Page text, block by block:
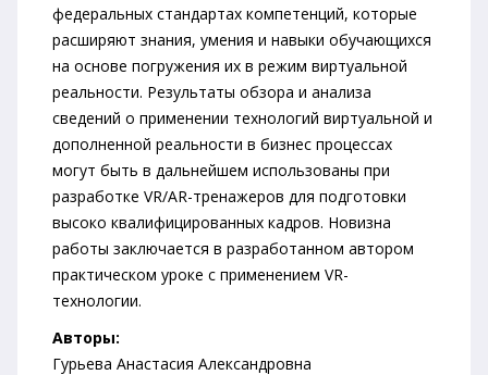
федеральных стандартах компетенций, которые
расширяют знания, умения и навыки обучающихся
на основе погружения их в режим виртуальной
реальности. Результаты обзора и анализа
сведений о применении технологий виртуальной и
дополненной реальности в бизнес процессах
могут быть в дальнейшем использованы при
разработке VR/AR-тренажеров для подготовки
высоко квалифицированных кадров. Новизна
работы заключается в разработанном автором
практическом уроке с применением VR-
технологии.
Авторы:
Гурьева Анастасия Александровна